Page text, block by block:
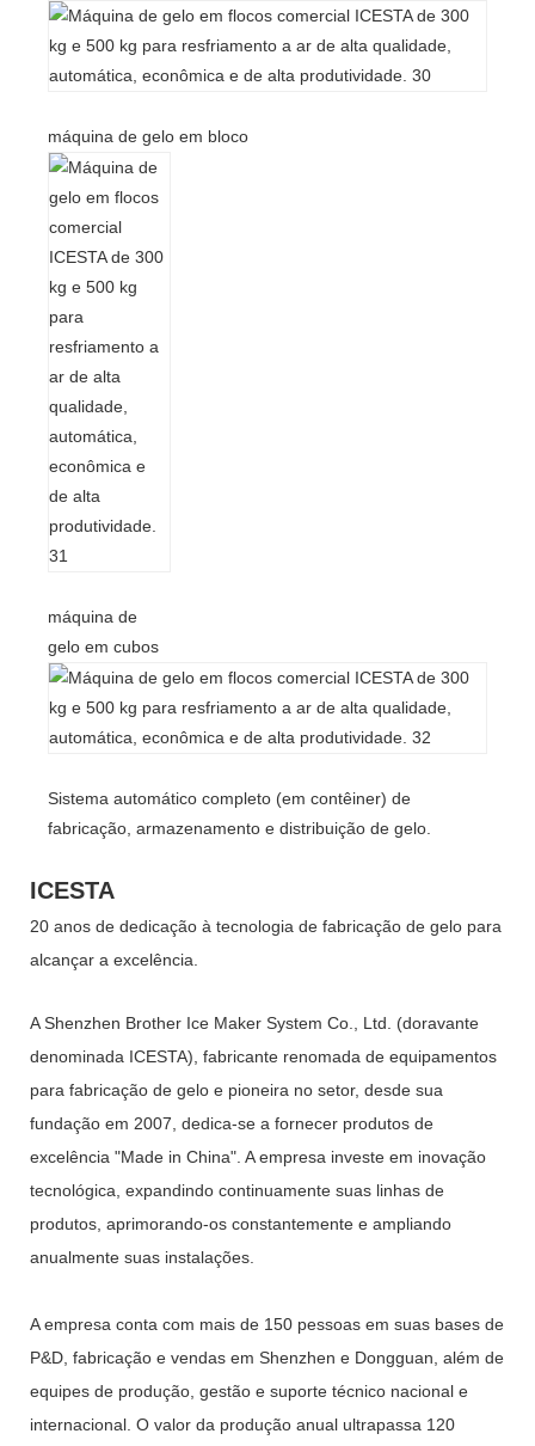
máquina de gelo em bloco
máquina de
gelo em cubos
Sistema automático completo (em contêiner) de
fabricação, armazenamento e distribuição de gelo.
ICESTA
20 anos de dedicação à tecnologia de fabricação de gelo para
alcançar a excelência.
A Shenzhen Brother Ice Maker System Co., Ltd. (doravante
denominada ICESTA), fabricante renomada de equipamentos
para fabricação de gelo e pioneira no setor, desde sua
fundação em 2007, dedica-se a fornecer produtos de
excelência "Made in China". A empresa investe em inovação
tecnológica, expandindo continuamente suas linhas de
produtos, aprimorando-os constantemente e ampliando
anualmente suas instalações.
A empresa conta com mais de 150 pessoas em suas bases de
P&D, fabricação e vendas em Shenzhen e Dongguan, além de
equipes de produção, gestão e suporte técnico nacional e
internacional. O valor da produção anual ultrapassa 120